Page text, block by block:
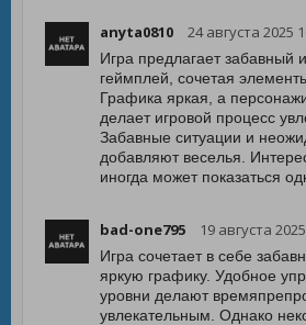
anyta0810 24 августа 2025
Игра предлагает забавный
геймплей, сочетая
Графика яркая, а
делает игровой процесс
Забавные ситуации и
добавляют веселья.
иногда может показаться
bad-one795 19 августа
Игра сочетает в себе
яркую графику. Удобное
уровни делают
увлекательным. Однако